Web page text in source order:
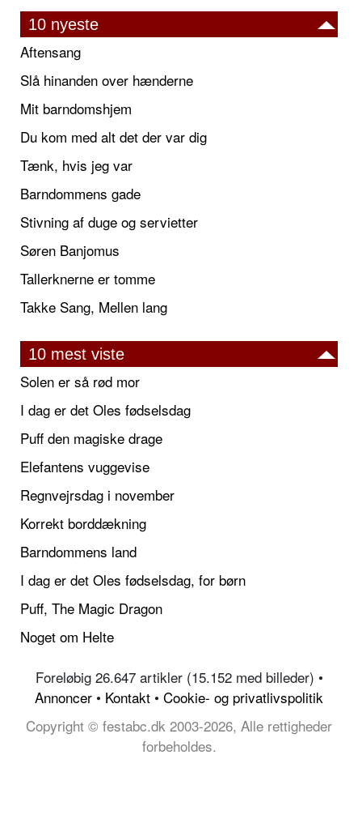
10 nyeste
Aftensang
Slå hinanden over hænderne
Mit barndomshjem
Du kom med alt det der var dig
Tænk, hvis jeg var
Barndommens gade
Stivning af duge og servietter
Søren Banjomus
Tallerknerne er tomme
Takke Sang, Mellen lang
10 mest viste
Solen er så rød mor
I dag er det Oles fødselsdag
Puff den magiske drage
Elefantens vuggevise
Regnvejrsdag i november
Korrekt borddækning
Barndommens land
I dag er det Oles fødselsdag, for børn
Puff, The Magic Dragon
Noget om Helte
Foreløbig 26.647 artikler (15.152 med billeder) •
Annoncer • Kontakt • Cookie- og privatlivspolitik
Copyright © festabc.dk 2003-2026, Alle rettigheder
forbeholdes.